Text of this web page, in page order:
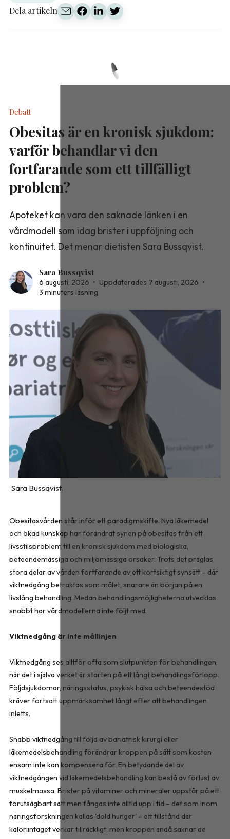
Dela artikeln
Debatt
Obesitas är en kronisk sjukdom:
varför behandlar vi den
fortfarande som ett tillfälligt
problem?
Apoteket kan vara den saknade länken i en
vårdmodell som idag brister i uppföljning och
kontinuitet. Det menar dietisten Sara Bussqvist.
Sara Bussqvist
6 augusti, 2026 • Uppdaterades 7 augusti, 2026 •
3 minuters läsning
Sara Bussqvist.
Obesitasvården står inför ett paradigmskifte. Nya läkemedel
och ökad kunskap har förändrat synen på obesitas från ett
livsstilsproblem till en kronisk sjukdom med biologiska,
beteendemässiga och miljömässiga orsaker. Trots det präglas
stora delar av vården fortfarande av ett kortsiktigt synsätt – där
viktnedgång betraktas som målet, snarare än början på en
livslång behandling. Medan behandlingsmöjligheterna utvecklas
snabbt har vårdmodellerna inte följt med.
Viktnedgång är inte mållinjen
Viktnedgång ses alltför ofta som slutpunkten för behandlingen,
när det i själva verket är starten på ett långt behandlingsförlopp.
Följdsjukdomar, näringsstatus, psykisk hälsa och beteendestöd
kräver fortsatt uppmärksamhet långt efter att behandlingen
inletts.
Snabb viktnedgång till följd av bariatrisk kirurgi eller
läkemedelsbehandling förändrar kroppen på sätt som kosten
ensam inte kan kompensera för. En betydande del av
viktnedgången vid läkemedelsbehandling kan bestå av förlust av
muskelmassa. Brister på vitaminer och mineraler uppstår på ett
förutsägbart sätt men fångas inte alltid upp i tid – det som inom
näringsforskningen kallas 'dold hunger' – ett tillstånd där
kaloriintaget verkar tillräckligt, men kroppen ändå saknar de